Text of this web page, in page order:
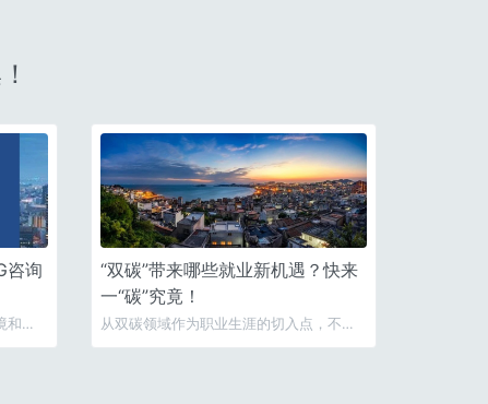
咨询
和企
“双碳”带来哪些就业新机遇？快来
一“碳”究竟！
从双碳领域作为职业生涯的切入点，不失
为一个好的选择